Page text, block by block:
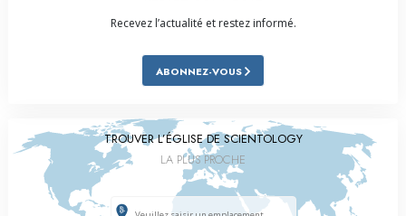
Recevez l’actualité et restez informé.
ABONNEZ-VOUS
TROUVER L’ÉGLISE DE SCIENTOLOGY
LA PLUS PROCHE